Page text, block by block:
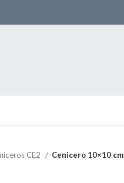
CE2 Cenicero 10×10 cm